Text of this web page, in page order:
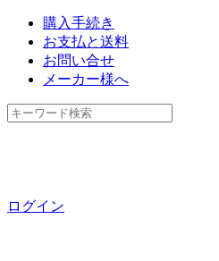
購入手続き
お支払と送料
お問い合せ
メーカー様へ
ログイン